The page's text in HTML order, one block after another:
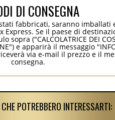
DI CONSEGNA
fabbricati, saranno imballati
Express. Se il paese di
sopra ("CALCOLATRICE DEI
e apparirà il messaggio
via e-mail il prezzo e il
consegna.
POTREBBERO INTERESSARTI: